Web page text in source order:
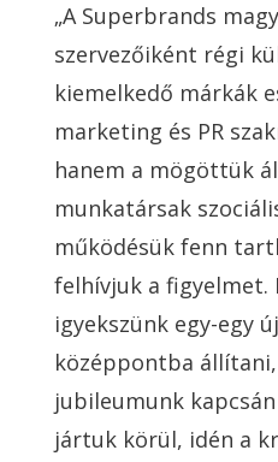
„A Superbrands
szervezőiként régi
kiemelkedő márkák
marketing és PR
hanem a mögöttük
munkatársak
működésük fenn
felhívjuk a figyelmet.
igyekszünk egy-egy
középpontba
jubileumunk
jártuk körül, idén a